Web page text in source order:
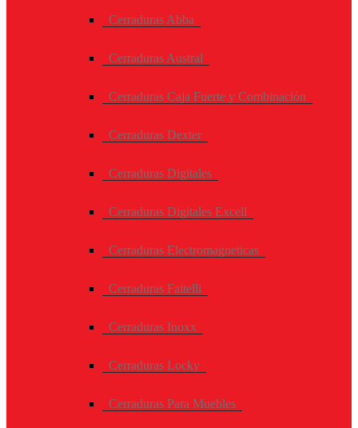
Cerraduras Abba
Cerraduras Austral
Cerraduras Caja Fuerte y Combinación
Cerraduras Dexter
Cerraduras Digitales
Cerraduras Digitales Excell
Cerraduras Electromagneticas
Cerraduras Faitelli
Cerraduras Inoxx
Cerraduras Locky
Cerraduras Para Muebles